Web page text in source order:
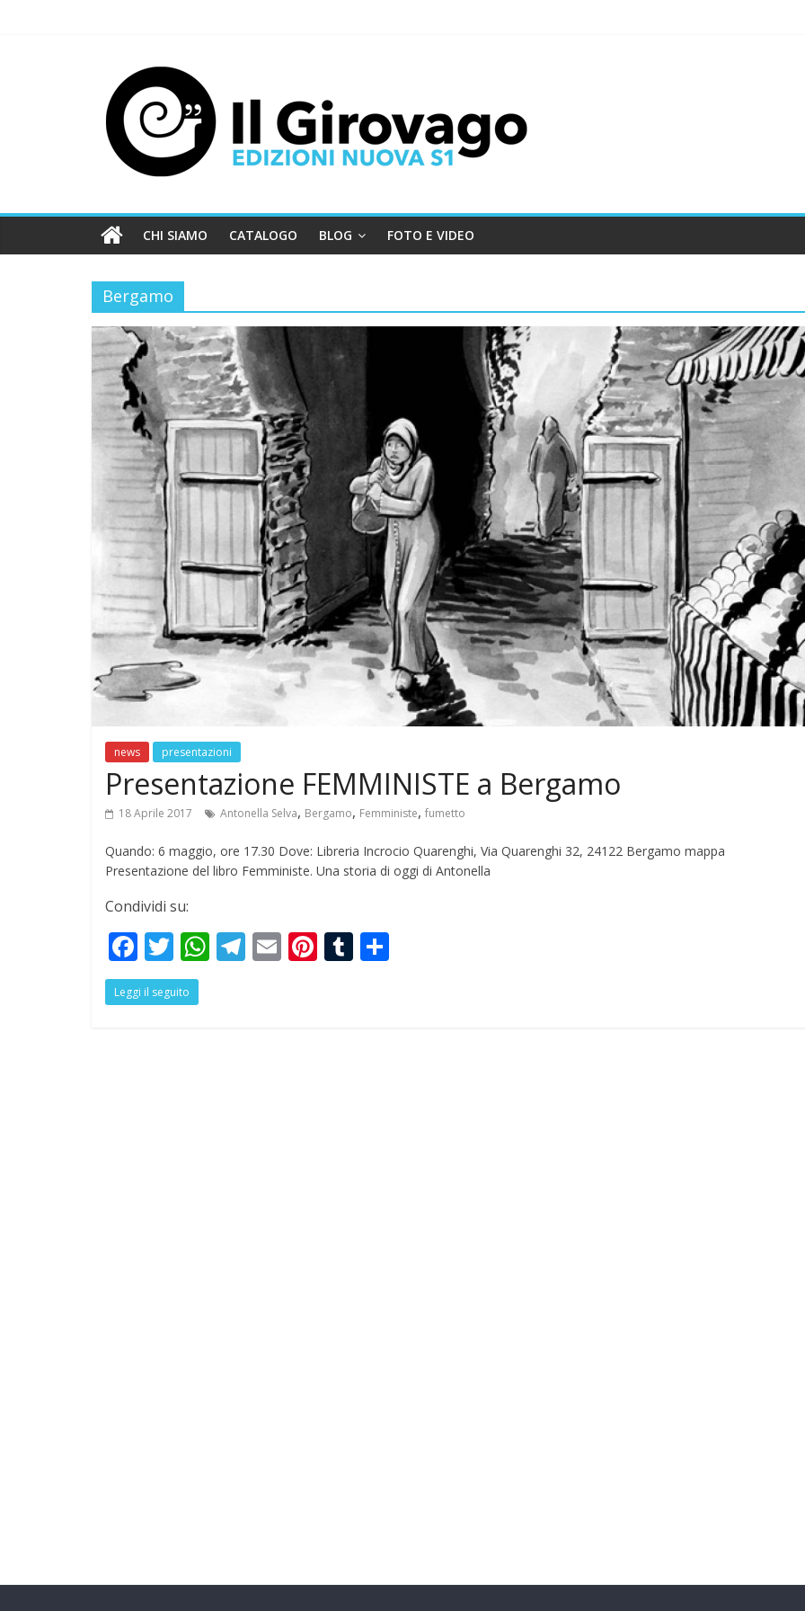
CHI SIAMO CATALOGO BLOG FOTO E VIDEO
Bergamo
news presentazioni
Presentazione FEMMINISTE a Bergamo
18 Aprile 2017 Antonella Selva, Bergamo, Femministe, fumetto
Quando: 6 maggio, ore 17.30 Dove: Libreria Incrocio Quarenghi, Via Quarenghi 32, 24122 Bergamo mappa
Presentazione del libro Femministe. Una storia di oggi di Antonella
Condividi su:
F
ac
e
T
w
itt
W T E Pi T
Leggi il seguito
news
Antonella Selva in mostra a
BilBOLBul off (@Bottega
ExAequo)
7 Novembre 2018